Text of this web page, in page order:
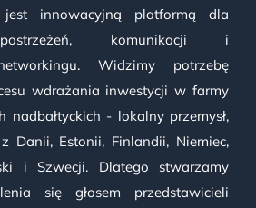
jest innowacyjną platformą dla
komunikacji i
Widzimy potrzebę
wdrażania inwestycji w farmy
- lokalny przemysł,
z Danii, Estonii, Finlandii, Niemiec,
i Szwecji. Dlatego stwarzamy
się głosem przedstawicieli